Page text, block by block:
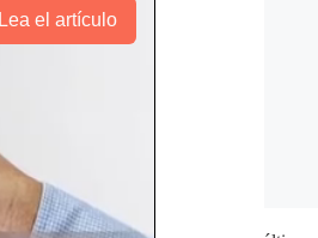
Lea el artículo